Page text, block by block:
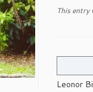
This entry
Leonor